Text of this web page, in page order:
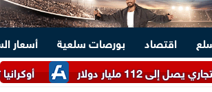
اقتصاد بورصات سلعية
أسعار
أوكرانيا تعلن